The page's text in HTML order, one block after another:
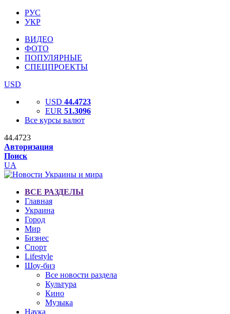
РУС
УКР
ВИДЕО
ФОТО
ПОПУЛЯРНЫЕ
СПЕЦПРОЕКТЫ
USD
USD 44.4723
EUR 51.3096
Все курсы валют
44.4723
Авторизация
Поиск
UA
ВСЕ РАЗДЕЛЫ
Главная
Украина
Город
Мир
Бизнес
Спорт
Lifestyle
Шоу-биз
Все новости раздела
Культура
Кино
Музыка
Наука